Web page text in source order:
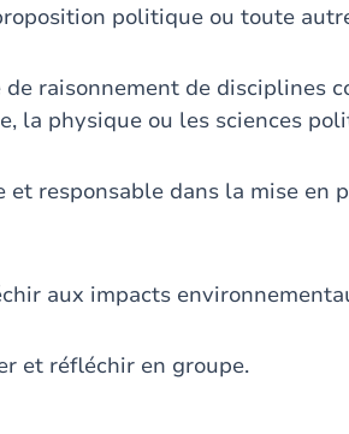
politique ou toute
de raisonnement de disciplines
la physique ou les sciences
et responsable dans la mise en
aux impacts
et réfléchir en groupe.